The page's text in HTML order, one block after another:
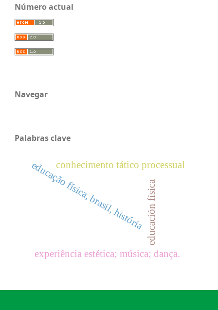
Número actual
Navegar
Palabras clave
educación física
educação física, brasil, história
experiência estética; música; dança.
conhecimento tático processual